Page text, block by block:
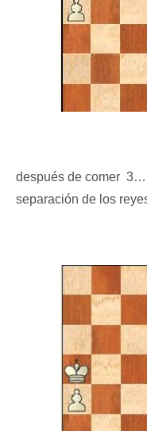
después de comer
separación de los